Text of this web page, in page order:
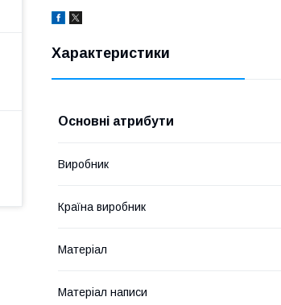
Характеристики
Основні атрибути
Виробник
Країна виробник
Матеріал
Матеріал написи